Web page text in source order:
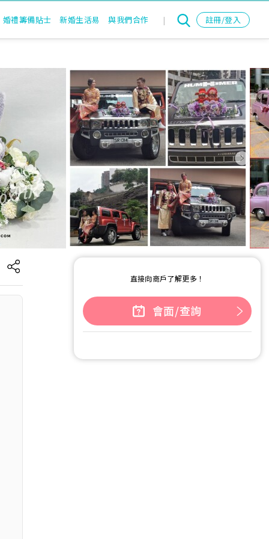
婚禮籌備貼士 新婚生活易 與我們合作 | 註冊/登入
直接向商戶了解更多！
會面/查詢